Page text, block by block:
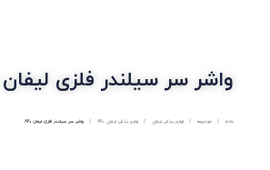
واشر سر سیلندر فلزی لیفان 820
خانه خودروها لوازم یدکی لیفان لوازم یدکی لیفان 820 واشر سر سیلندر فلزی لیفان 820